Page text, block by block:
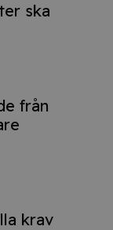
ska
från
krav